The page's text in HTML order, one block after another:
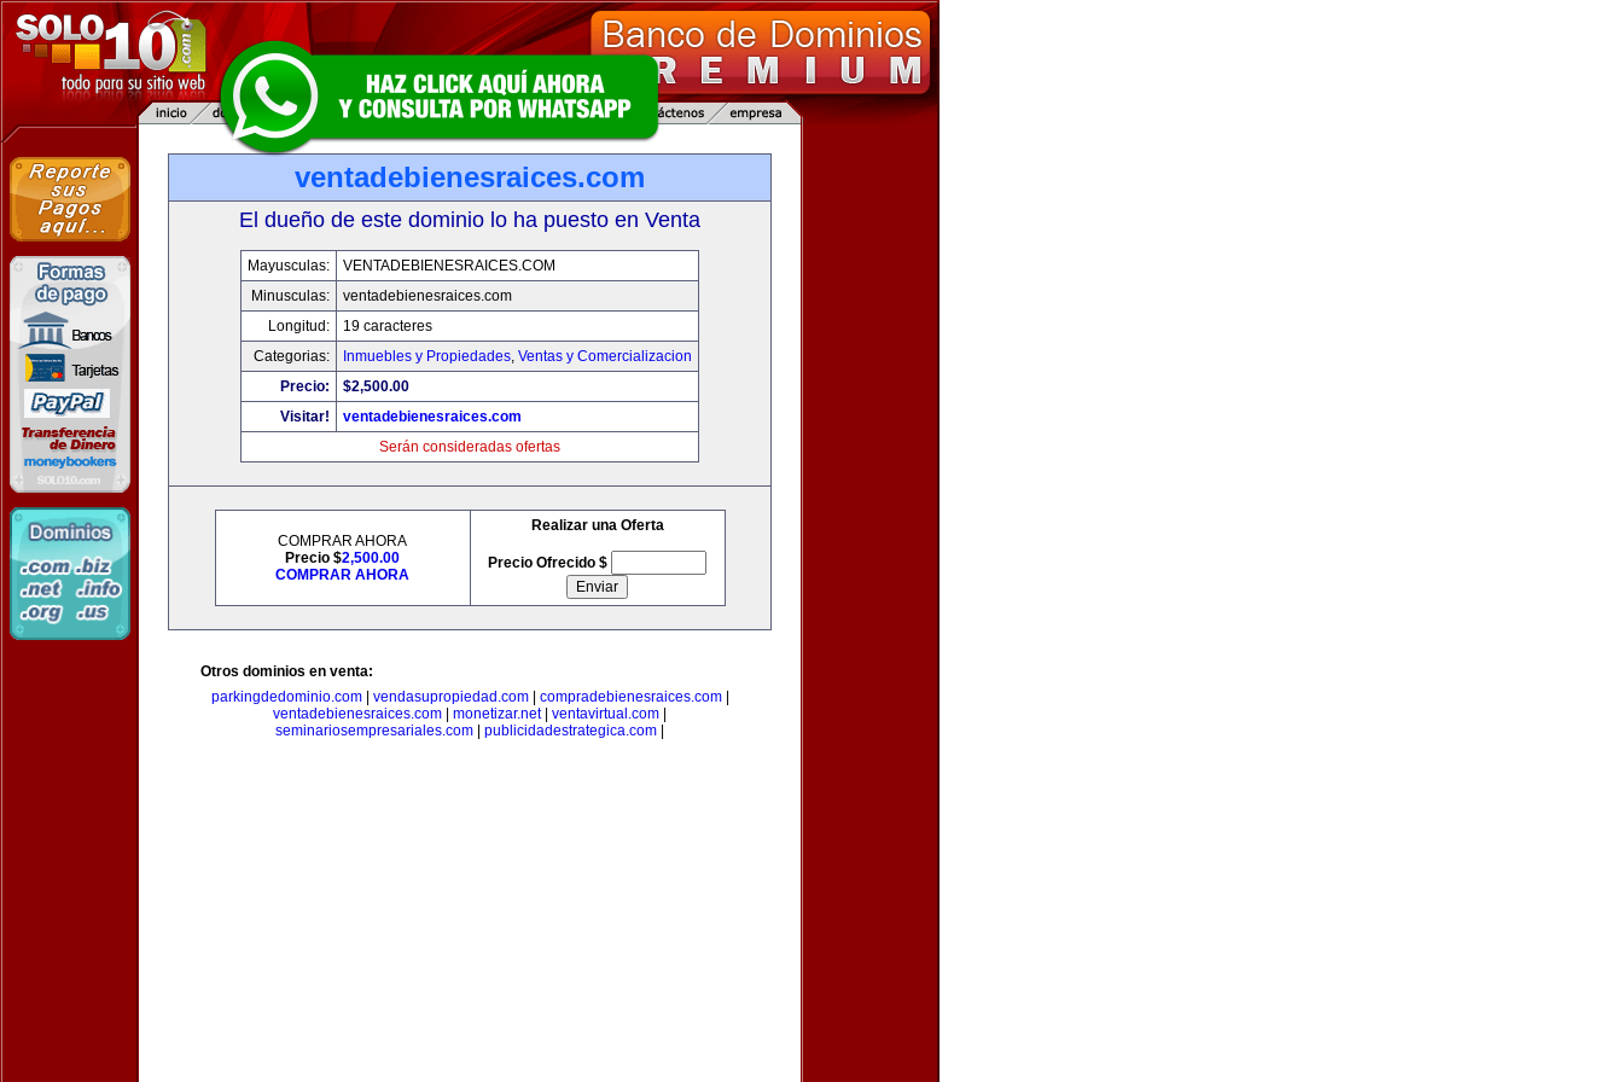
ventadebienesraices.com
El dueño de este dominio lo ha puesto en Venta
Mayusculas:
VENTADEBIENESRAICES.COM
Minusculas:
ventadebienesraices.com
Longitud:
19 caracteres
Categorias:
Inmuebles y Propiedades, Ventas y Comercializacion
Precio:
$2,500.00
Visitar!
ventadebienesraices.com
Serán consideradas ofertas
COMPRAR AHORA
Precio $2,500.00
COMPRAR AHORA
Realizar una Oferta
Precio Ofrecido $
Otros dominios en venta:
parkingdedominio.com| vendasupropiedad.com| compradebienesraices.com|
ventadebienesraices.com
monetizar.net| ventavirtual.com
seminariosempresariales.com
publicidadestrategica.com